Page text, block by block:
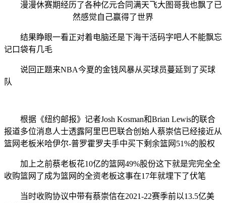
漫漫休赛期经历了各种亿元合同满天飞大图哥我也飘了已
然感觉自己赢得了世界
结果睁眼一看正对着电脑还是下海干活码字吧人不能飘忘
记口袋有几毛
说回正题来NBA今夏的金钱风暴从买球员蔓延到了买球
队
根据《纽约邮报》记者Josh Kosman和Brian Lewis的联合
报道多位消息人士透露阿里巴巴联合创始人蔡崇信已经接近从
篮网老板米哈伊尔-普罗霍罗夫手中买下剩余篮网51%的股权
加上之前蔡老板花10亿的篮网49%股份这下就是完完全全
收购篮网了成为篮网的全资老板这事在17年就埋下了伏笔
当时收购协议中带有蔡崇信在2021-22赛季前以13.5亿美